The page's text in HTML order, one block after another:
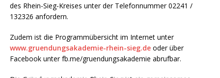
des Rhein-Sieg-Kreises unter der Telefonnummer 02241 /
132326 anfordern.
Zudem ist die Programmübersicht im Internet unter
www.gruendungsakademie-rhein-sieg.de oder über
Facebook unter fb.me/gruendungsakademie abrufbar.